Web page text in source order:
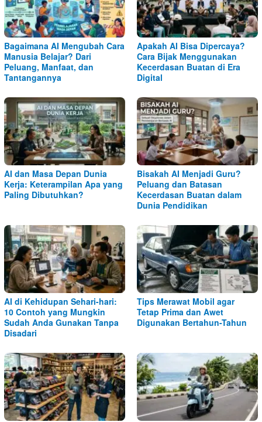
Bagaimana AI Mengubah Cara
Manusia Belajar? Dari
Peluang, Manfaat, dan
Tantangannya
Apakah AI Bisa Dipercaya?
Cara Bijak Menggunakan
Kecerdasan Buatan di Era
Digital
AI dan Masa Depan Dunia
Kerja: Keterampilan Apa yang
Paling Dibutuhkan?
Bisakah AI Menjadi Guru?
Peluang dan Batasan
Kecerdasan Buatan dalam
Dunia Pendidikan
AI di Kehidupan Sehari-hari:
10 Contoh yang Mungkin
Sudah Anda Gunakan Tanpa
Disadari
Tips Merawat Mobil agar
Tetap Prima dan Awet
Digunakan Bertahun-Tahun